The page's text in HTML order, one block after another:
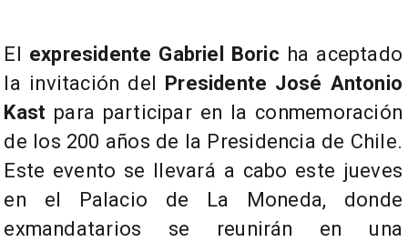
El expresidente Gabriel Boric ha aceptado
la invitación del
Presidente José Antonio
Kast para participar en la conmemoración
de los 200 años de la Presidencia de Chile.
Este evento se llevará a cabo este jueves
en el Palacio de La Moneda, donde
exmandatarios se reunirán en una